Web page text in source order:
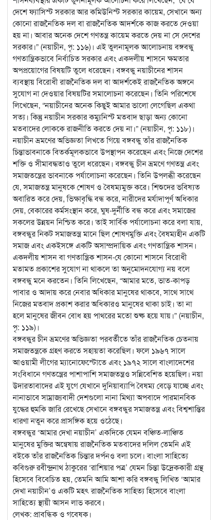
দেশে ফ্যাসিস্ট সরকার আর কমিউনিস্ট সরকার কায়েম, সেখানে অন্য
কোনো রাজনৈতিক দল বা রাজনৈতিক আদর্শকে কাজ করতে দেওয়া
হয় না। আবার অনেক দেশে গণতন্ত্র কায়েম করতে দেয় না সে দেশের
সরকার।” (নয়াচীন, পৃ: ১১৬)। এই তুলনামূলক আলোচনায় বঙ্গবন্ধু
গণতান্ত্রিকভাবে নির্বাচিত সরকার এবং একদলীয় শাসনে ক্ষমতার
অপপ্রয়োগের বিষয়টি তুলে ধরেছেন। বঙ্গবন্ধু নয়াচীনের শাসন
ব্যবস্থায় বিরোধী রাজনৈতিক দল বা আদর্শকেই রাজনৈতিক অঙ্গনে
সুযোগ না দেওয়ার বিষয়টির সমালোচনা করেছেন। তিনি পরিশেষে
লিখেছেন, “নয়াচীনের অনেক কিছুই আমার ভালো লেগেছিল একথা
সত্য। কিন্তু নয়াচীন সরকার কম্যুনিস্ট মতবাদ ছাড়া অন্য কোনো
মতবাদের লোককে রাজনীতি করতে দেয় না।” (নয়াচীন, পৃ: ১১৮)।
নয়াচীন ভ্রমণের অভিজ্ঞতা লিখতে গিয়ে বঙ্গবন্ধু তাঁর রাজনৈতিক
চিন্তাভাবনাকে বিতর্কমূলকভাবে উপস্থাপন করেছেন এবং নিজে দেশের
শক্তি ও সীমাবদ্ধতাও তুলে ধরেছেন। বঙ্গবন্ধু চীন ভ্রমণে গণতন্ত্র এবং
সমাজতন্ত্রের ভাবনাকে পর্যালোচনা করেছেন। তিনি উপলব্ধী করেছেন
যে, সমাজতন্ত্র মানুষকে শোষণ ও বৈষম্যমুক্ত করে। শিশুদের ভবিষ্যত
অবারিত করে দেয়, ভিক্ষাবৃদ্ধি বন্ধ করে, নারীদের মর্যাদাপূর্ণ অধিকার
দেয়, বেকারের কর্মসংস্থান করে, ঘুষ-দুর্নীতি বন্ধ করে এবং সমাজের
সকলের উন্নয়ন নিশ্চিত করে। তাই সার্বিক পর্যালোচনা করে বলা যায়,
বঙ্গবন্ধুর নিকট সমাজতন্ত্র মানে ছিল শোষণমুক্তি এবং বৈষম্যহীন একটি
সমাজ এবং একইসঙ্গে একটি অসাম্প্রদায়িক এবং গণতান্ত্রিক শাসন।
একদলীয় শাসন বা গণতান্ত্রিক শাসন-যে কোনো শাসনে বিরোধী
মতামত প্রকাশের সুযোগ না থাকলে তা অনুমোদনযোগ্য নয় বলে
বঙ্গবন্ধু মনে করতেন। তিনি লিখেছেন, “আমার মতে, ভাত-কাপড়
পাবার ও আদায় করে নেবার অধিকার মানুষের থাকবে, সাথে সাথে
নিজের মতবাদ প্রকাশ করার অধিকারও মানুষের থাকা চাই। তা না
হলে মানুষের জীবন বোধ হয় পাথরের মতো শুষ্ক হয়ে যায়।” (নয়াচীন,
পৃ: ১১৯)।
বঙ্গবন্ধুর চীন ভ্রমণের অভিজ্ঞতা পরবর্তীতে তাঁর রাজনৈতিক চেতনায়
সমাজতন্ত্রকে গ্রহণ করতে সহায়তা করেছিল। ফলে ১৯৬৭ সালে
আওয়ামী লীগের ম্যানোফেস্টোতে এবং ১৯৭২ সালে বাংলাদেশের
সংবিধানে গণতন্ত্রের পাশাপাশি সমাজতন্ত্রও সন্নিবেশিত হয়েছিল। নয়া
উদারতাবাদের এই যুগে যেখানে দুনিয়াব্যাপি বৈষম্য বেড়ে যাচ্ছে এবং
নানাভাবে সাম্রাজ্যবাদী দেশগুলো নানা মিথ্যা অপবাদে পারমানবিক
যুদ্ধের হুমকি জারি রেখেছে সেখানে বঙ্গবন্ধুর সমাজতন্ত্র এবং বিশ্বশান্তির
ধারণা নতুন করে প্রাসঙ্গিক হয়ে ওঠেছে।
বঙ্গবন্ধুর ‘আমার দেখা নয়াচীন’ একদিকে যেমন বঞ্চিত-লাঞ্চিত
মানুষের মুক্তির অন্বেষায় রাজনৈতিক মতবাদের দলিল তেমনি এই
বইকে তাঁর রাজনৈতিক চিন্তার দর্পনও বলা চলে। বাংলা সাহিত্যে
কবিগুরু রবীন্দ্রনাথ ঠাকুরের ‘রাশিয়ার পত্র’ যেমন চিন্তা উদ্রেককারী গ্রন্থ
হিসেবে বিবেচিত হয়, তেমনি আমি আশা করি বঙ্গবন্ধু লিখিত ‘আমার
দেখা নয়াচীন’ও একটি মহৎ রাজনৈতিক সাহিত্য হিসেবে বাংলা
সাহিত্যে স্থায়ী আসন লাভ করবে।
লেখক: প্রাবন্ধিক ও গবেষক।